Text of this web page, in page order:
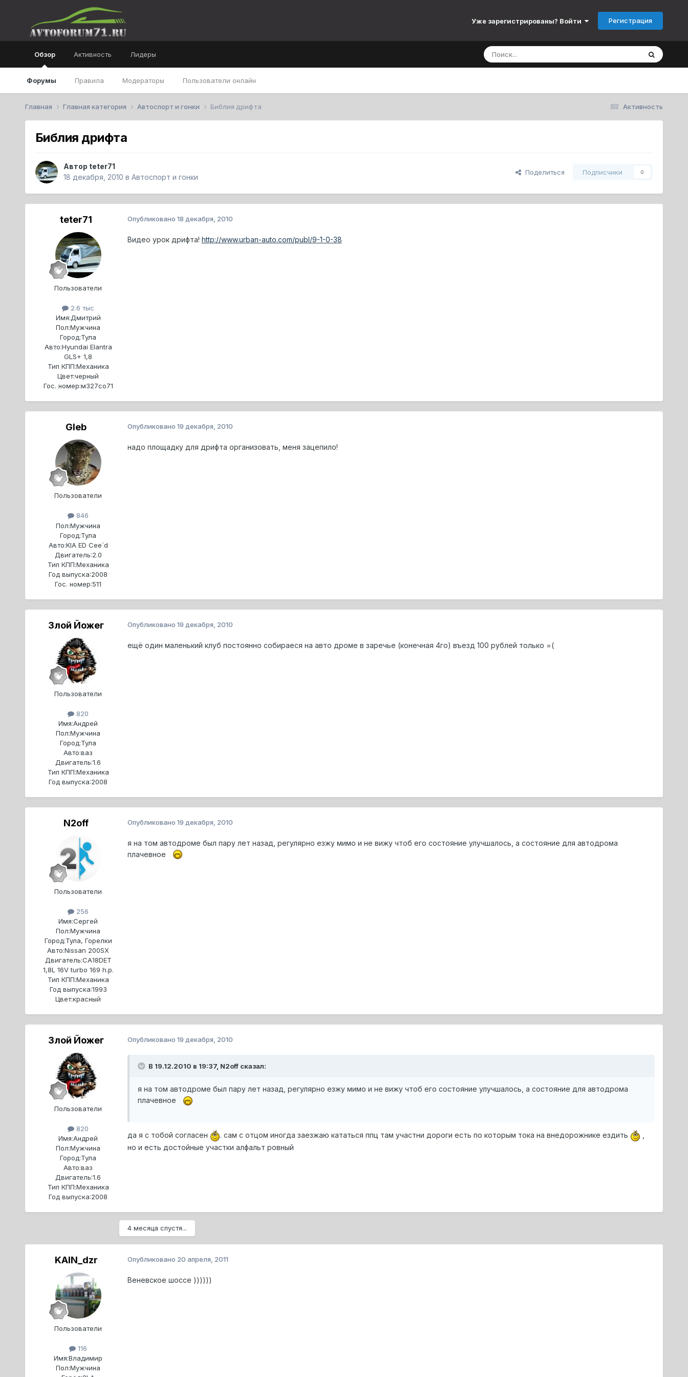
Уже зарегистрированы? Войти Регистрация
Обзор
Форумы Правила Модераторы Пользователи онлайн
Активность Лидеры
Активность
Главная Главная категория Автоспорт и гонки Библия дрифта
Библия дрифта
Автор teter71
18 декабря, 2010 в Автоспорт и гонки
Поделиться Подписчики 0
teter71
Пользователи
2.6 тыс
Имя:Дмитрий
Пол:Мужчина
Город:Тула
Авто:Hyundai Elantra
GLS+ 1,8
Тип КПП:Механика
Цвет:черный
Гос. номер:м327со71
Опубликовано 18 декабря, 2010
Видео урок дрифта! http://www.urban-auto.com/publ/9-1-0-38
Gleb
Пользователи
846
Пол:Мужчина
Город:Тула
Авто:KIA ED Cee`d
Двигатель:2.0
Тип КПП:Механика
Год выпуска:2008
Гос. номер:511
Опубликовано 19 декабря, 2010
надо площадку для дрифта организовать, меня зацепило!
Злой Йожег
Пользователи
820
Имя:Андрей
Пол:Мужчина
Город:Тула
Авто:ваз
Двигатель:1.6
Тип КПП:Механика
Год выпуска:2008
Опубликовано 19 декабря, 2010
ещё один маленький клуб постоянно собираеся на авто дроме в заречье (конечная 4го) въезд 100 рублей только =(
N2off
Пользователи
256
Имя:Сергей
Пол:Мужчина
Город:Тула, Горелки
Авто:Nissan 200SX
Двигатель:CA18DET
1,8L 16V turbo 169 h.p.
Тип КПП:Механика
Год выпуска:1993
Цвет:красный
Опубликовано 19 декабря, 2010
я на том автодроме был пару лет назад, регулярно езжу мимо и не вижу чтоб его состояние улучшалось, а состояние для автодрома
плачевное
Злой Йожег
Пользователи
820
Имя:Андрей
Пол:Мужчина
Город:Тула
Авто:ваз
Двигатель:1.6
Тип КПП:Механика
Год выпуска:2008
Опубликовано 19 декабря, 2010
В 19.12.2010 в 19:37, N2off сказал:
я на том автодроме был пару лет назад, регулярно езжу мимо и не вижу чтоб его состояние улучшалось, а состояние для автодрома
плачевное
да я с тобой согласен . сам с отцом иногда заезжаю кататься ппц там участни дороги есть по которым тока на внедорожнике ездить
но и есть достойные участки алфальт ровный
4 месяца спустя...
KAIN_dzr
Пользователи
116
Имя:Владимир
Пол:Мужчина
Опубликовано 20 апреля, 2011
Веневское шоссе ))))))